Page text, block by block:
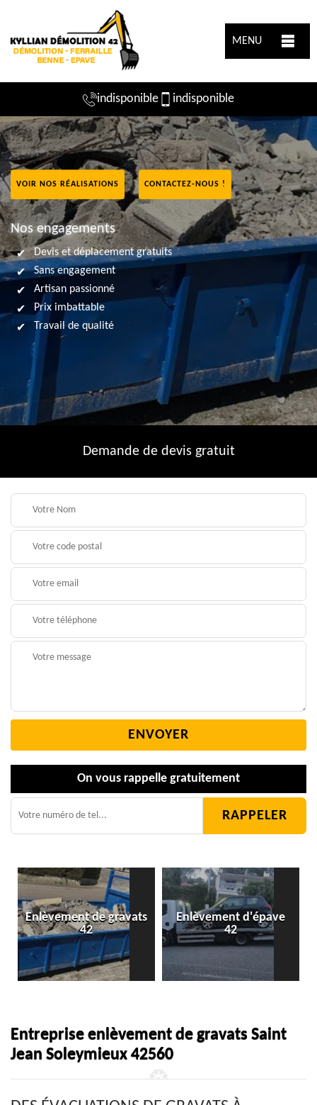
MENU
indisponible indisponible
VOIR NOS RÉALISATIONS CONTACTEZ-NOUS !
Nos engagements
Devis et déplacement gratuits
Sans engagement
Artisan passionné
Prix imbattable
Travail de qualité
Demande de devis gratuit
On vous rappelle gratuitement
Enlèvement de gravats
42
Enlèvement d'épave
42
Entreprise enlèvement de gravats Saint
Jean Soleymieux 42560